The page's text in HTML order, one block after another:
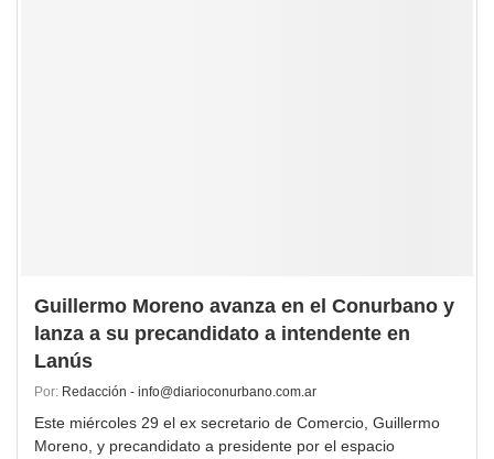
Guillermo Moreno avanza en el Conurbano y
lanza a su precandidato a intendente en
Lanús
Por: Redacción - info@diarioconurbano.com.ar
Este miércoles 29 el ex secretario de Comercio, Guillermo
Moreno, y precandidato a presidente por el espacio